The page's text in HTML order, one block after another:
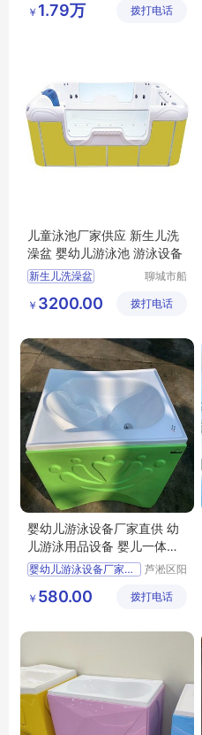
淘气堡游乐场
童游泳馆
￥ 1.79万 拨打电话
儿童泳池厂家供应 新生儿洗
澡盆 婴幼儿游泳池 游泳设备
新生儿洗澡盆
儿童游泳设备
聊城市船
乐设备有
￥ 3200.00 拨打电话
婴幼儿游泳设备厂家直供 幼
儿游泳用品设备 婴儿一体式
洗澡盆
婴幼儿游泳设备厂家直销
婴儿一体式洗澡盆
芦淞区阳
童游泳馆
￥ 580.00 拨打电话